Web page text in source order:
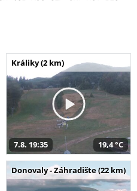
Králiky (2 km)
7.8. 19:35 19,4 °C
Donovaly - Záhradište (22 km)